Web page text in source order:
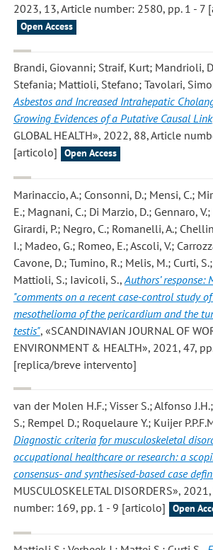
2023, 13, Article number: 2580, pp. 1 - 7
Open Access
Brandi, Giovanni; Straif, Kurt; Mandrioli,
Stefania; Mattioli, Stefano; Tavolari,
Asbestos and Increased Intrahepatic
Growing Evidences of a Putative Causal Link
GLOBAL HEALTH», 2022, 88, Article
[articolo]
Open Access
Marinaccio, A.; Consonni, D.; Mensi, C.;
E.; Magnani, C.; Di Marzio, D.; Gennaro,
Girardi, P.; Negro, C.; Romanelli, A.;
I.; Madeo, G.; Romeo, E.; Ascoli, V.;
Cavone, D.; Tumino, R.; Melis, M.; Curti,
Mattioli, S.; Iavicoli, S., Authors’ response:
"comments on a recent case-control study
mesothelioma of the pericardium and the
testis", «SCANDINAVIAN JOURNAL OF
ENVIRONMENT & HEALTH», 2021, 47,
[replica/breve intervento]
van der Molen H.F.; Visser S.; Alfonso
S.; Rempel D.; Roquelaure Y.; Kuijer
Diagnostic criteria for musculoskeletal
occupational healthcare or research: a
consensus- and synthesised-based case
MUSCULOSKELETAL DISORDERS»,
number: 169, pp. 1 - 9 [articolo]
Open